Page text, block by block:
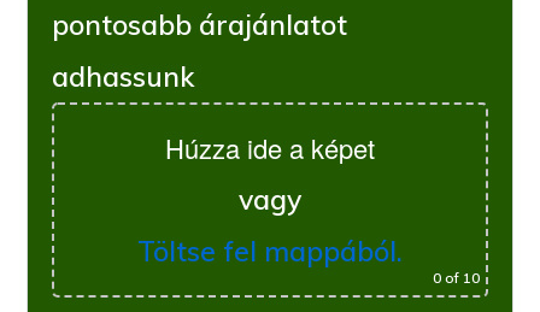
pontosabb árajánlatot
adhassunk
Húzza ide a képet
vagy
Töltse fel mappából.
0of 10